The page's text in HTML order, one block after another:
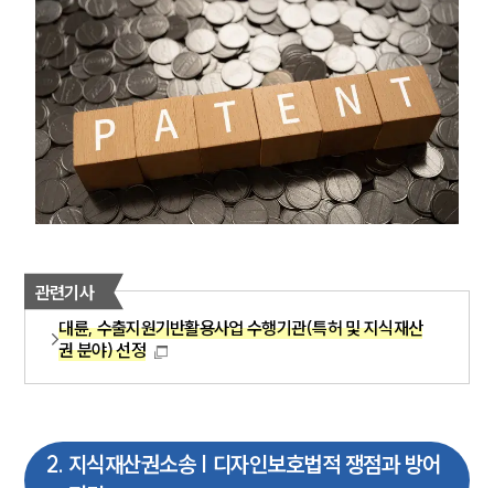
관련기사
대륜, 수출지원기반활용사업 수행기관(특허 및 지식재산
권 분야) 선정
2. 지식재산권소송 | 디자인보호법적 쟁점과 방어